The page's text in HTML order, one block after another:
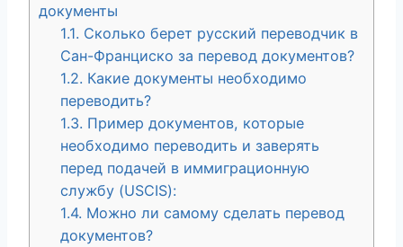
документы
1.1. Сколько берет русский переводчик в
Сан-Франциско за перевод документов?
1.2. Какие документы необходимо
переводить?
1.3. Пример документов, которые
необходимо переводить и заверять
перед подачей в иммиграционную
службу (USCIS):
1.4. Можно ли самому сделать перевод
документов?